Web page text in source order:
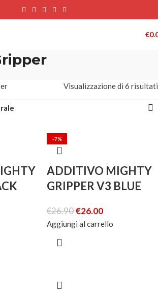
€
Visualizzazione di 6 risultati
-3%
ADDITIVO MIGHTY
GRIPPER V3 BLUE
€26.90€26.00
Aggiungi al carrello
-3%
-7%